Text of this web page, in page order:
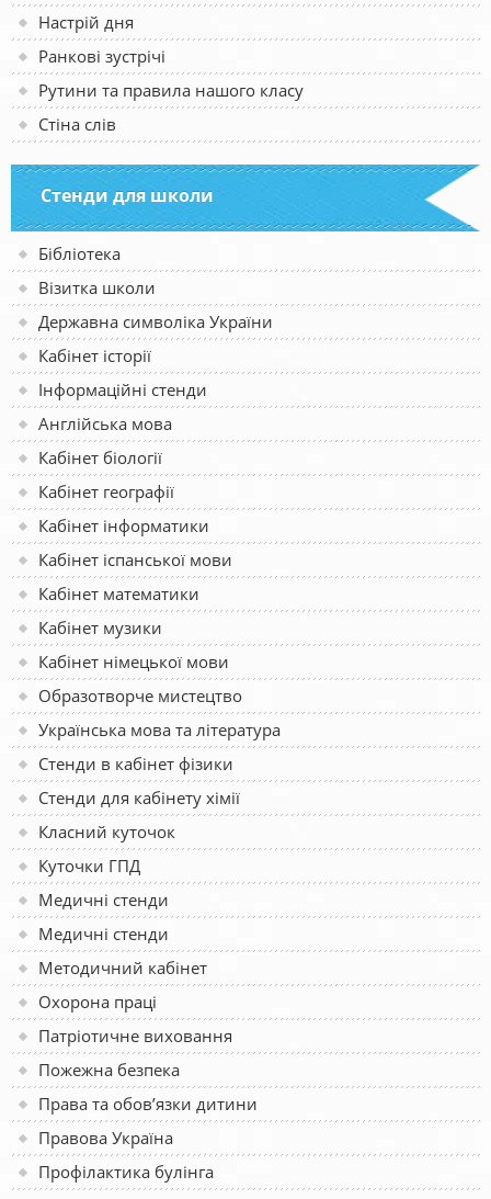
Настрій дня
Ранкові зустрічі
Рутини та правила нашого класу
Стіна слів
Стенди для школи
Бібліотека
Візитка школи
Державна символіка України
Кабінет історії
Інформаційні стенди
Англійська мова
Кабінет біології
Кабінет географії
Кабінет інформатики
Кабінет іспанської мови
Кабінет математики
Кабінет музики
Кабінет німецької мови
Образотворче мистецтво
Українська мова та література
Стенди в кабінет фізики
Стенди для кабінету хімії
Класний куточок
Куточки ГПД
Медичні стенди
Медичні стенди
Методичний кабінет
Охорона праці
Патріотичне виховання
Пожежна безпека
Права та обов’язки дитини
Правова Україна
Профілактика булінга